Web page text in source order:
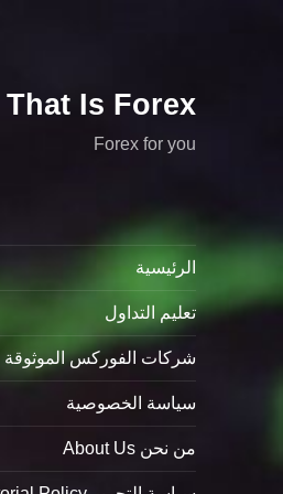
That Is Forex
Forex for you
الرئيسية
تعليم التداول
شركات الفوركس الموثوقة
سياسة الخصوصية
من نحن About Us